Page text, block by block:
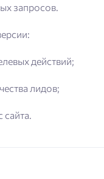
запросов.
действий;
лидов;